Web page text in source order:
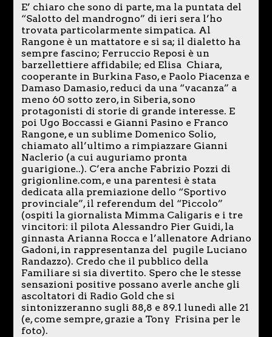
E’ chiaro che sono di parte, ma la puntata del
“Salotto del mandrogno” di ieri sera l’ho
trovata particolarmente simpatica. Al
Rangone è un mattatore e si sa; il dialetto ha
sempre fascino; Ferruccio Reposi è un
barzellettiere affidabile; ed Elisa Chiara,
cooperante in Burkina Faso, e Paolo Piacenza e
Damaso Damasio, reduci da una “vacanza” a
meno 60 sotto zero, in Siberia, sono
protagonisti di storie di grande interesse. E
poi Ugo Boccassi e Gianni Pasino e Franco
Rangone, e un sublime Domenico Solio,
chiamato all’ultimo a rimpiazzare Gianni
Naclerio (a cui auguriamo pronta
guarigione..). C’era anche Fabrizio Pozzi di
grigionline.com, e una parentesi è stata
dedicata alla premiazione dello “Sportivo
provinciale”, il referendum del “Piccolo”
(ospiti la giornalista Mimma Caligaris e i tre
vincitori: il pilota Alessandro Pier Guidi, la
ginnasta Arianna Rocca e l’allenatore Adriano
Gadoni, in rappresentanza del pugile Luciano
Randazzo). Credo che il pubblico della
Familiare si sia divertito. Spero che le stesse
sensazioni positive possano averle anche gli
ascoltatori di Radio Gold che si
sintonizzeranno sugli 88,8 e 89.1 lunedì alle 21
(e, come sempre, grazie a Tony Frisina per le
foto).